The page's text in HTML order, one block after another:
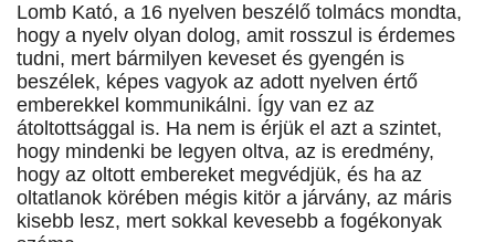
Lomb Kató, a 16 nyelven beszélő tolmács mondta,
hogy a nyelv olyan dolog, amit rosszul is érdemes
tudni, mert bármilyen keveset és gyengén is
beszélek, képes vagyok az adott nyelven értő
emberekkel kommunikálni. Így van ez az
átoltottsággal is. Ha nem is érjük el azt a szintet,
hogy mindenki be legyen oltva, az is eredmény,
hogy az oltott embereket megvédjük, és ha az
oltatlanok körében mégis kitör a járvány, az máris
kisebb lesz, mert sokkal kevesebb a fogékonyak